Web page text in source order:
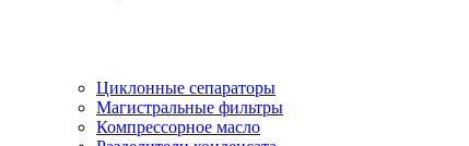
Циклонные сепараторы
Магистральные фильтры
Компрессорное масло